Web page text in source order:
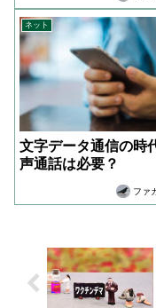
ネット
文字データ通信の時
声通話は必要？
ファ